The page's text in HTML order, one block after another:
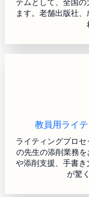
テムとして、全国
ます。老舗出版社
教員用ライ
ライティングプロ
の先生の添削業務
や添削支援、手書
が驚